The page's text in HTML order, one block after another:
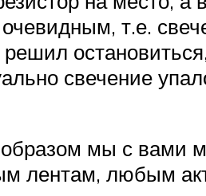
т.е.
свечение
мы с вами
лентам, любым